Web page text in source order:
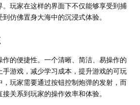
玩家在这样的界面下不仅能够享受到捕
仿佛置身大海中的沉浸式体验。
的便捷性。一个清晰、简洁、易操作的
游戏，减少学习成本，提升游戏的可玩
玩家需要通过按钮控制炮弹的发射，而
关系到玩家的操作效率和体验。